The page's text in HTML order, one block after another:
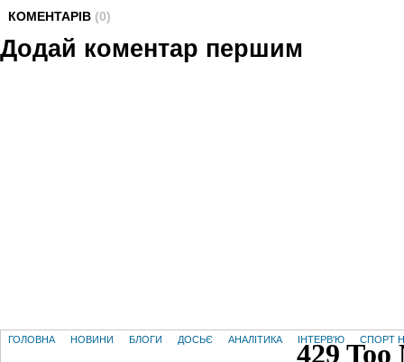
КОМЕНТАРІВ (0)
Додай коментар першим
ГОЛОВНА НОВИНИ БЛОГИ ДОСЬЄ АНАЛІТИКА ІНТЕРВ'Ю СПОРТ